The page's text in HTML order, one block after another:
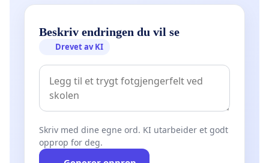
Beskriv endringen du vil se
Drevet av KI
Skriv med dine egne ord. KI utarbeider et godt
opprop for deg.